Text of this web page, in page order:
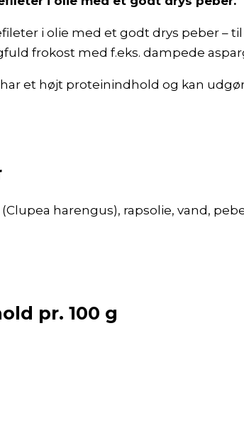
i olie med et godt drys peber –
frokost med f.eks. dampede
et højt proteinindhold og kan
(Clupea harengus), rapsolie, vand,
pr. 100 g